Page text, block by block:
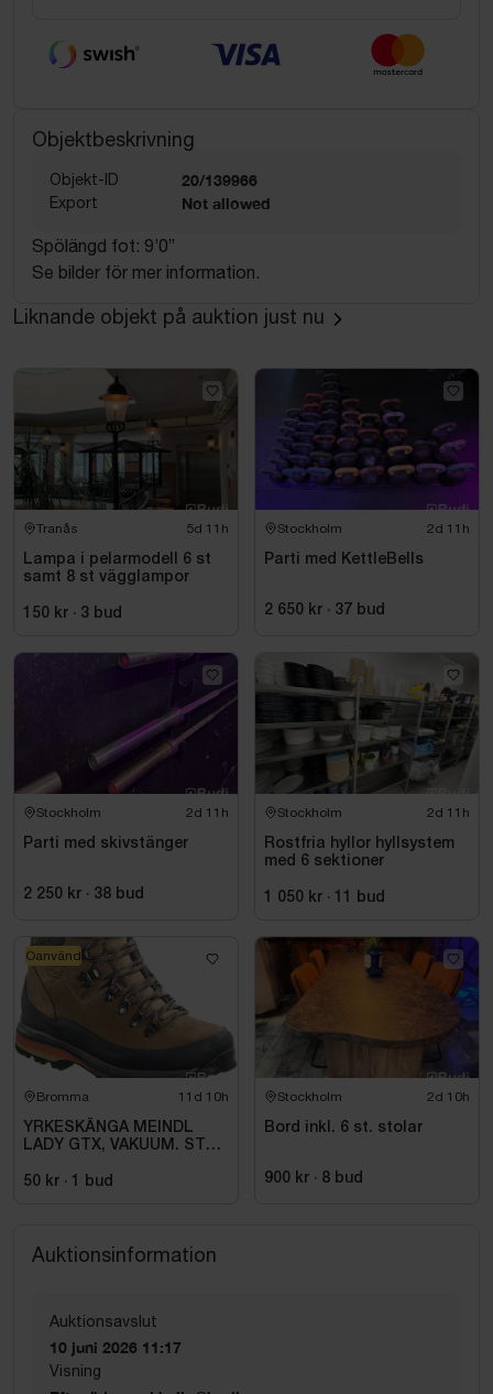
Objektbeskrivning
Objekt-ID 20/139966
Export Not allowed
Spölängd fot: 9’0”
Se bilder för mer information.
Liknande objekt på auktion just nu
Tranås 5d 11h
Lampa i pelarmodell 6 st
samt 8 st vägglampor
150 kr · 3 bud
Stockholm 2d 11h
Parti med KettleBells
2 650 kr · 37 bud
Stockholm 2d 11h
Parti med skivstänger
2 250 kr · 38 bud
Stockholm 2d 11h
Rostfria hyllor hyllsystem
med 6 sektioner
1 050 kr · 11 bud
Bromma 11d 10h
YRKESKÄNGA MEINDL
LADY GTX, VAKUUM. STL 6
50 kr · 1 bud
Oanvänd
Stockholm 2d 10h
Bord inkl. 6 st. stolar
900 kr · 8 bud
Auktionsinformation
Auktionsavslut
10 juni 2026 11:17
Visning